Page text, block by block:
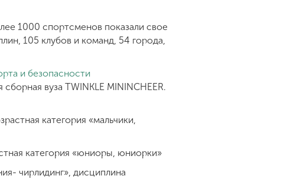
1000 спортсменов показали свое
105 клубов и команд, 54 города,
и безопасности
вуза TWINKLE MININCHEER.
категория «мальчики,
категория «юниоры, юниорки»
чирлидинг», дисциплина